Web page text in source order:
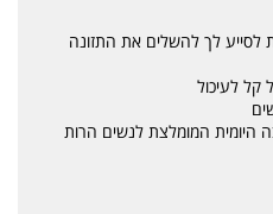
לסייע לך להשלים את התזונה
קל לעיכול